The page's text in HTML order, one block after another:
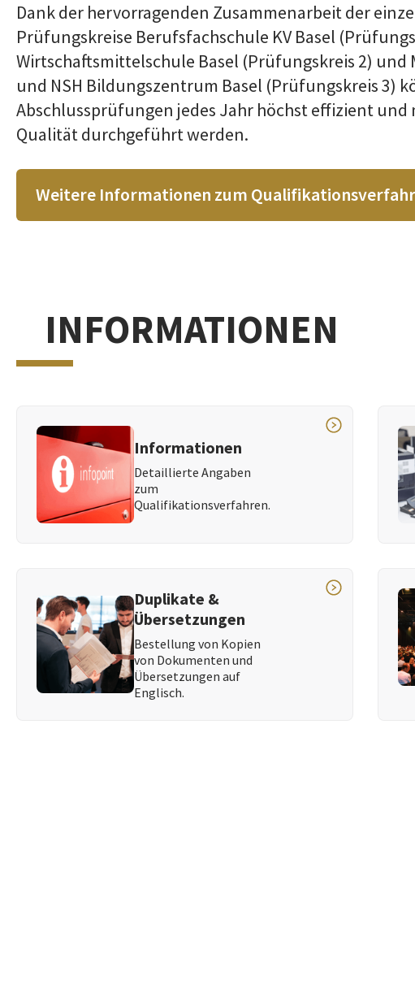
Dank der hervorragenden Zusammenarbeit der
Prüfungskreise Berufsfachschule KV Basel
Wirtschaftsmittelschule Basel (Prüfungskreis 2) und
und NSH Bildungszentrum Basel (Prüfungskreis 3)
Abschlussprüfungen jedes Jahr höchst effizient und
Qualität durchgeführt werden.
Weitere Informationen zum
INFORMATIONEN
Informationen
Detaillierte Angaben
zum
Qualifikationsverfahren.
Duplikate &
Übersetzungen
Bestellung von Kopien
von Dokumenten und
Übersetzungen auf
Englisch.